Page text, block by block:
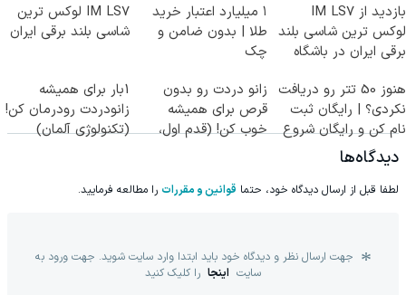
بازدید از IM LS7
لوکس ترین شاسی بلند
برقی ایران در باشگاه
۱ میلیارد اعتبار خرید
طلا | بدون ضامن و
چک
IM LS7 لوکس ترین
شاسی بلند برقی ایران
هنوز 50 تتر رو دریافت
نکردی؟ | رایگان ثبت
نام کن و رایگان شروع
کن!
زانو دردت رو بدون
قرص برای همیشه
خوب کن! (قدم اول،
1بار برای همیشه
زانودردت رودرمان کن!
(تکنولوژی آلمان)
دیدگاه‌ها
لطفا قبل از ارسال دیدگاه خود، حتما قوانین و مقررات را مطالعه فرمایید.
جهت ارسال نظر و دیدگاه خود باید ابتدا وارد سایت شوید. جهت ورود به
سایت اینجا را کلیک کنید